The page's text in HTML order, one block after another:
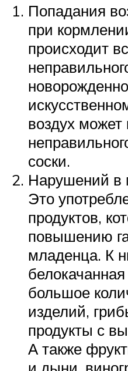
Попадания
при
происходит
воздух может
соски.
Нарушений в
Это
продуктов,
повышению
младенца. К
большое
изделий,
продукты с
А также
и дыни,